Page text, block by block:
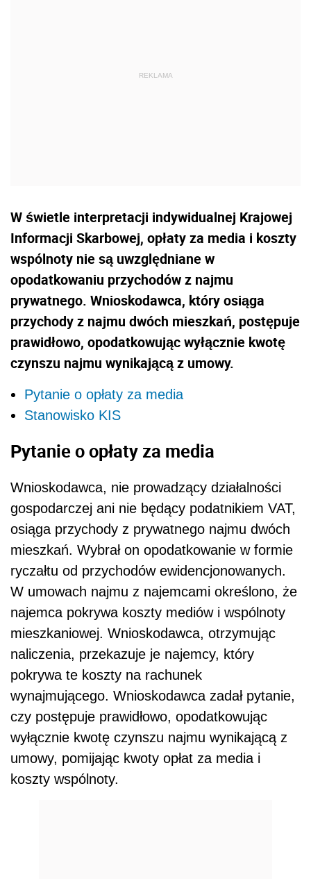
W świetle interpretacji indywidualnej Krajowej
Informacji Skarbowej, opłaty za media i koszty
wspólnoty nie są uwzględniane w
opodatkowaniu przychodów z najmu
prywatnego. Wnioskodawca, który osiąga
przychody z najmu dwóch mieszkań, postępuje
prawidłowo, opodatkowując wyłącznie kwotę
czynszu najmu wynikającą z umowy.
Pytanie o opłaty za media
Stanowisko KIS
Pytanie o opłaty za media
Wnioskodawca, nie prowadzący działalności
gospodarczej ani nie będący podatnikiem VAT,
osiąga przychody z prywatnego najmu dwóch
mieszkań. Wybrał on opodatkowanie w formie
ryczałtu od przychodów ewidencjonowanych.
W umowach najmu z najemcami określono, że
najemca pokrywa koszty mediów i wspólnoty
mieszkaniowej. Wnioskodawca, otrzymując
naliczenia, przekazuje je najemcy, który
pokrywa te koszty na rachunek
wynajmującego. Wnioskodawca zadał pytanie,
czy postępuje prawidłowo, opodatkowując
wyłącznie kwotę czynszu najmu wynikającą z
umowy, pomijając kwoty opłat za media i
koszty wspólnoty.